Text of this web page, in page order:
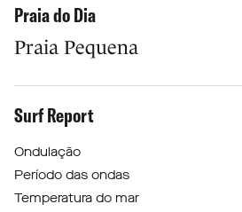
Praia do Dia
Praia Pequena
Surf Report
Ondulação
Período das ondas
Temperatura do mar